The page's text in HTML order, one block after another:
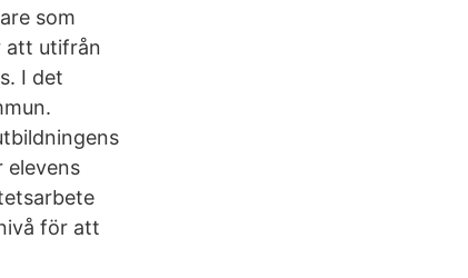
som
att utifrån
I det
elevens
för att